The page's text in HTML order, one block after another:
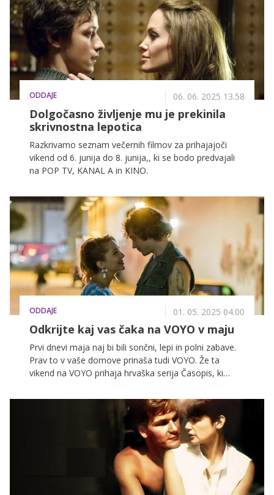
predstavljamo like, ki vsak na svoj način soustvarjajo
zgodbo polno skrivnosti, čustev in zapletov.
ODDAJE 06. 06. 2025 13.58
Dolgočasno življenje mu je prekinila
skrivnostna lepotica
Razkrivamo seznam večernih filmov za prihajajoči
vikend od 6. junija do 8. junija,, ki se bodo predvajali
na POP TV, KANAL A in KINO.
ODDAJE 01. 05. 2025 04.00
Odkrijte kaj vas čaka na VOYO v maju
Prvi dnevi maja naj bi bili sončni, lepi in polni zabave.
Prav to v vaše domove prinaša tudi VOYO. Že ta
vikend na VOYO prihaja hrvaška serija Časopis, ki
svobodo medijev. 11. maja pa si bomo ogledali
britansko detektivsko serijo Harry Wild, v kateri igra
Jane Seymour kot upokojena profesorica književnosti,
ki odkrije talent za reševanje zločinov.